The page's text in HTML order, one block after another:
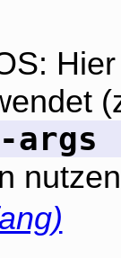
--